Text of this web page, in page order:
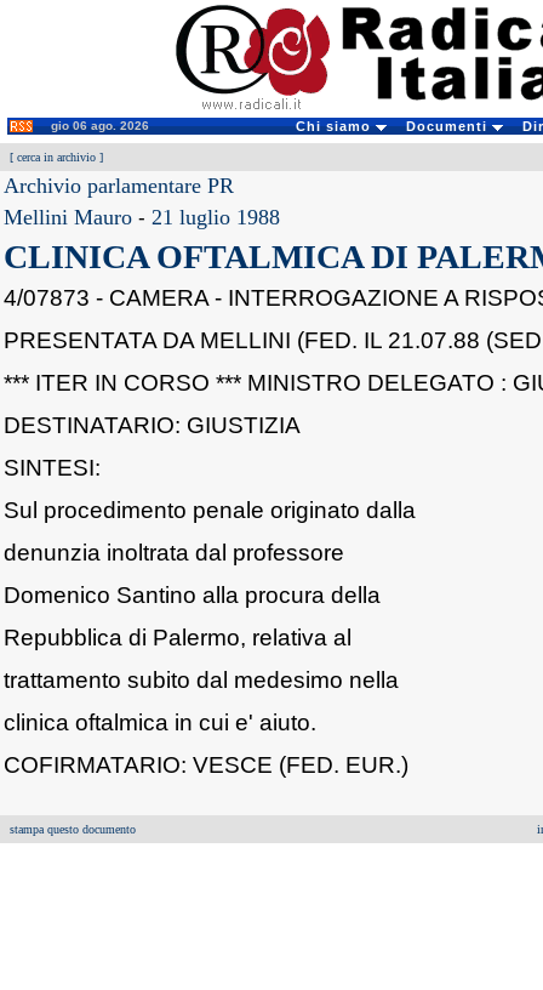
gio 06 ago. 2026 Chi siamo Documenti
[ cerca in archivio ]
Archivio parlamentare PR
Mellini Mauro - 21 luglio 1988
CLINICA OFTALMICA DI
4/07873 - CAMERA - INTERROGAZIONE A
PRESENTATA DA MELLINI (FED. IL 21.07.88
*** ITER IN CORSO *** MINISTRO DELEGATO :
DESTINATARIO: GIUSTIZIA
SINTESI:
Sul procedimento penale originato dalla
denunzia inoltrata dal professore
Domenico Santino alla procura della
Repubblica di Palermo, relativa al
trattamento subito dal medesimo nella
clinica oftalmica in cui e' aiuto.
COFIRMATARIO: VESCE (FED. EUR.)
stampa questo documento